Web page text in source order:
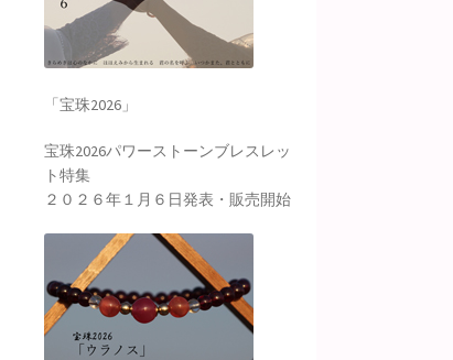
「宝珠2026」
宝珠2026パワーストーンブレスレッ
ト特集
２０２６年１月６日発表・販売開始